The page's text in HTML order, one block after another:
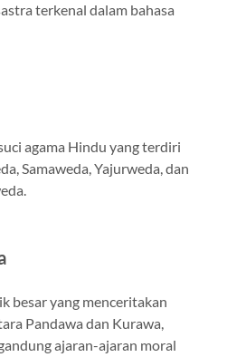
terkenal dalam bahasa
agama Hindu yang terdiri
Samaweda, Yajurweda, dan
besar yang menceritakan
Pandawa dan Kurawa,
ajaran-ajaran moral